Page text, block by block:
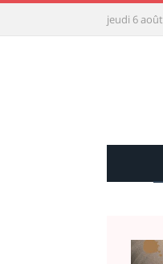
jeudi 6 août